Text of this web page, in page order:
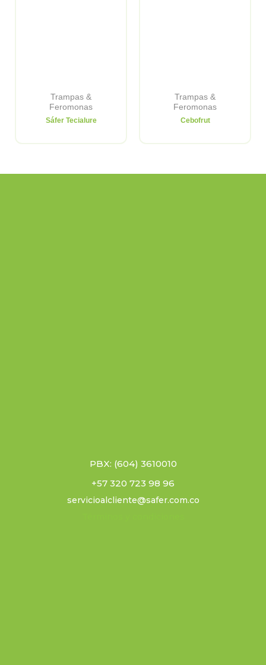
Trampas &
Feromonas
Sáfer Tecialure
Trampas &
Feromonas
Cebofrut
PBX: (604) 3610010
+57 320 723 98 96
servicioalcliente@safer.com.co